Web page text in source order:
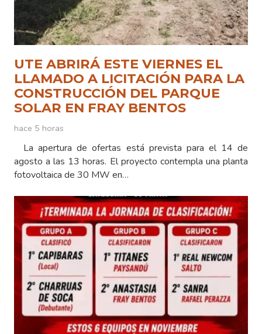
UTE ABRIRÁ ESTE VIERNES EL
LLAMADO A LICITACIÓN PARA LA
CONSTRUCCIÓN DEL PARQUE
SOLAR EN FRAY BENTOS
hace 5 horas
La apertura de ofertas está prevista para el 14 de
agosto a las 13 horas. El proyecto contempla una planta
fotovoltaica de 30 MW en…